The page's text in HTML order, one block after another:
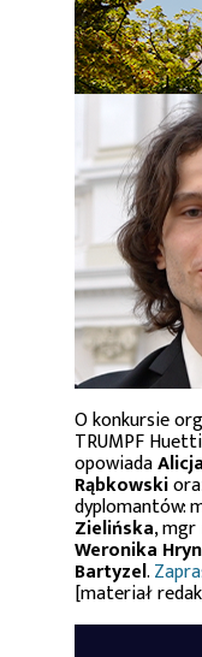
O konkursie
TRUMPF
opowiada
Rąbkowski
dyplomantów:
Zielińska,
Weronika
Bartyzel.
[materiał